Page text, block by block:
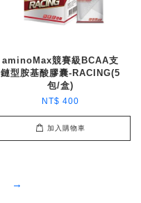
aminoMax競賽級BCAA支
鏈型胺基酸膠囊-RACING(5
包/盒)
NT$ 400
加入購物車
→